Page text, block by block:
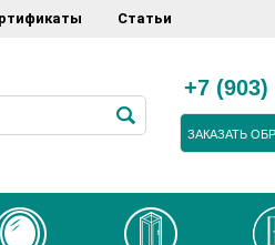
Статьи
+7 (903)
ЗАКАЗАТЬ